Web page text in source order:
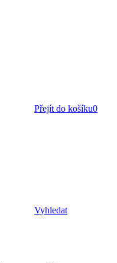
Přejít do košíku0
Vyhledat